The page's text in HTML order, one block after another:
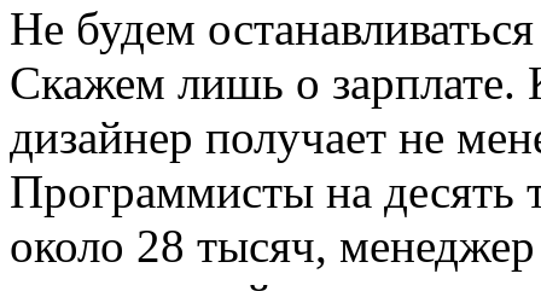
Не будем
Скажем лишь о зарплате.
дизайнер получает не
Программисты на десять
около 28 тысяч,